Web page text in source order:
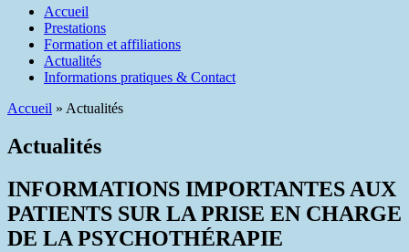
Accueil
Prestations
Formation et affiliations
Actualités
Informations pratiques & Contact
Accueil » Actualités
Actualités
INFORMATIONS IMPORTANTES AUX
PATIENTS SUR LA PRISE EN CHARGE
DE LA PSYCHOTHÉRAPIE